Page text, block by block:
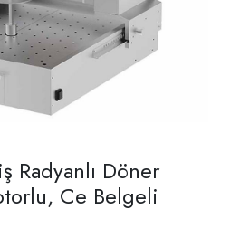
Radyanlı Döner
Ce Belgeli